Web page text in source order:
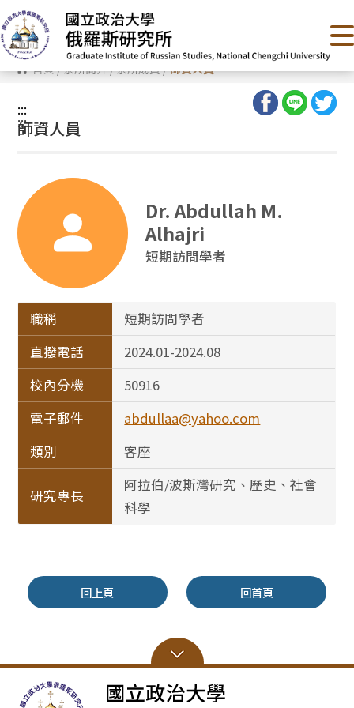
跳
到
主
要
內
容 首頁/系所簡介/系所成員/師資人員
:::
:::
師資人員
Dr. Abdullah M.
Alhajri
短期訪問學者
職稱
短期訪問學者
直撥電話
2024.01-2024.08
校內分機
50916
電子郵件
abdullaa@yahoo.com
類別
客座
研究專長
阿拉伯/波斯灣研究、歷史、社會
科學
回上頁 回首頁